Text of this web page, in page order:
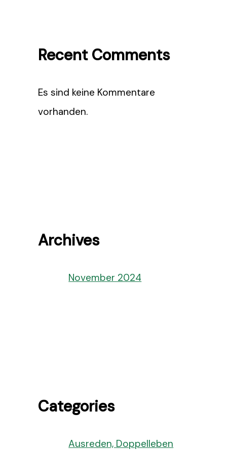
Recent Comments
Es sind keine Kommentare
vorhanden.
Archives
November 2024
Categories
Ausreden, Doppelleben